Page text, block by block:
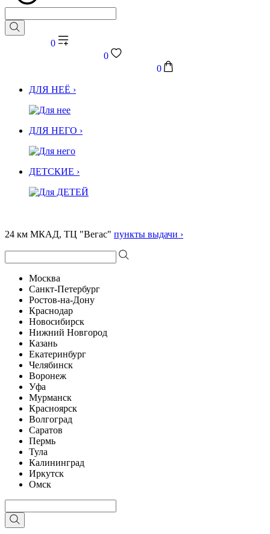
0
0
0
ДЛЯ НЕЁ ›
ДЛЯ НЕГО ›
ДЕТСКИЕ ›
24 км МКАД, ТЦ "Вегас" пункты выдачи ›
Москва
Санкт-Петербург
Ростов-на-Дону
Краснодар
Новосибирск
Нижний Новгород
Казань
Екатеринбург
Челябинск
Воронеж
Уфа
Мурманск
Красноярск
Волгоград
Саратов
Пермь
Тула
Калининград
Иркутск
Омск